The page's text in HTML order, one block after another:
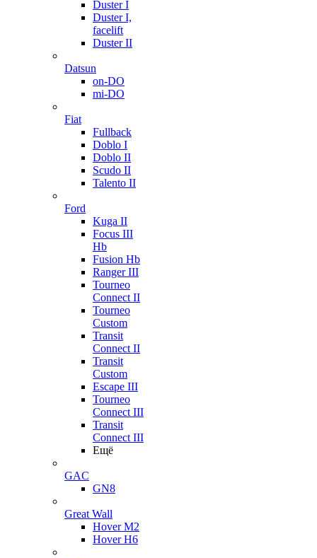
Duster I
Duster I,
facelift
Duster II
Datsun
on-DO
mi-DO
Fiat
Fullback
Doblo I
Doblo II
Scudo II
Talento II
Ford
Kuga II
Focus III
Hb
Fusion Hb
Ranger III
Tourneo
Connect II
Tourneo
Custom
Transit
Connect II
Transit
Custom
Escape III
Tourneo
Connect III
Transit
Connect III
Ещё
GAC
GN8
Great Wall
Hover M2
Hover H6